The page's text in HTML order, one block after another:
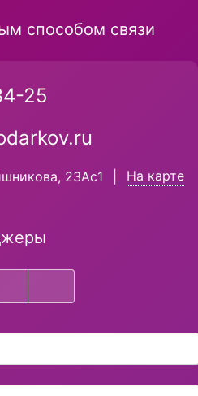
способом связи
25
23Ас1 На карте